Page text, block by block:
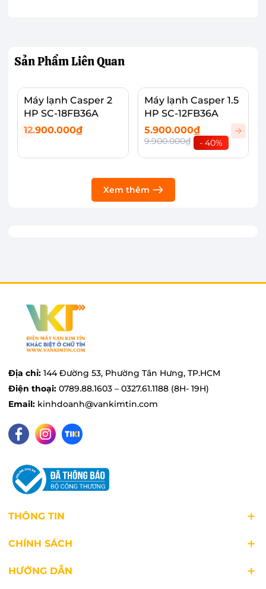
BTU, thích hợp để lắp đặt phòng diện tích dưới
15m² như phòng họp, phòng ngủ,...
Sản PhẩmLiên Quan
Máy lạnh Casper 2
HP SC-18FB36A
12.900.000₫
Máy lạnh Casper 1.5
HP SC-12FB36A
5.900.000₫
9.900.000₫ - 40%
Xem thêm
Địa chỉ: 144 Đường 53, Phường Tân Hưng, TP.HCM
Điện thoại: 0789.88.1603 – 0327.61.1188 (8H- 19H)
Email: kinhdoanh@vankimtin.com
THÔNG TIN
CHÍNH SÁCH
HƯỚNG DẪN